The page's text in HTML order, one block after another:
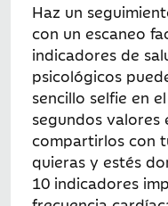
Haz un
con un escaneo
indicadores de
psicológicos
sencillo selfie en
segundos valores
compartirlos con
quieras y estés
10 indicadores